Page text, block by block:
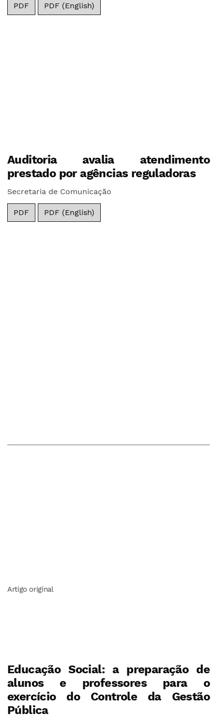
PDF PDF (English)
Auditoria avalia atendimento
prestado por agências reguladoras
Secretaria de Comunicação
PDF PDF (English)
Artigo original
Educação Social: a preparação de
alunos e professores para o
exercício do Controle da Gestão
Pública